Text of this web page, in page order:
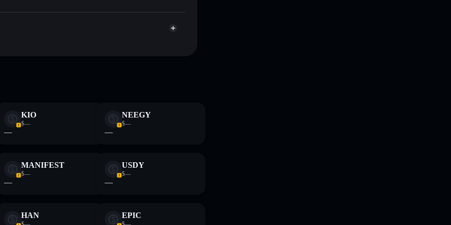
80 % de concentración fmc coin
‮OIK
$—
—
‮YGEEN
$—
—
MANIFEST
$—
—
USDY
$—
—
HAN EPIC